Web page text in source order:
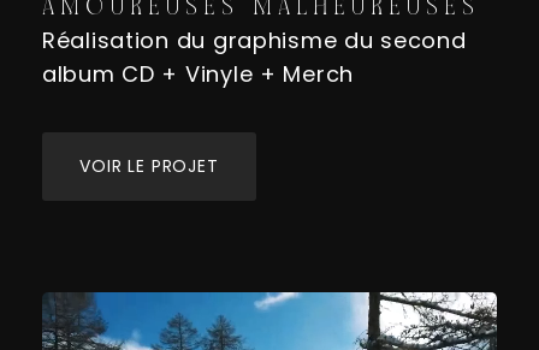
AMOUREUSES MALHEUREUSES
Réalisation du graphisme du second
album CD + Vinyle + Merch
VOIR LE PROJET